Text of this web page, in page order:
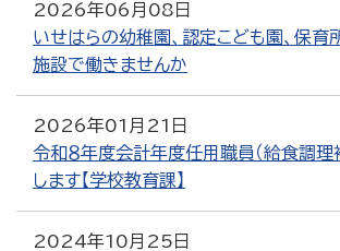
2026年06月08日
いせはらの幼稚園、認定こども園、保育
施設で働きませんか
2026年01月21日
令和８年度会計年度任用職員（給食調理
します【学校教育課】
2024年10月25日